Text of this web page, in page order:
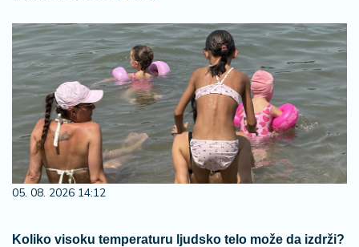
05. 08. 2026 14:12
Koliko visoku temperaturu ljudsko telo može da izdrži?